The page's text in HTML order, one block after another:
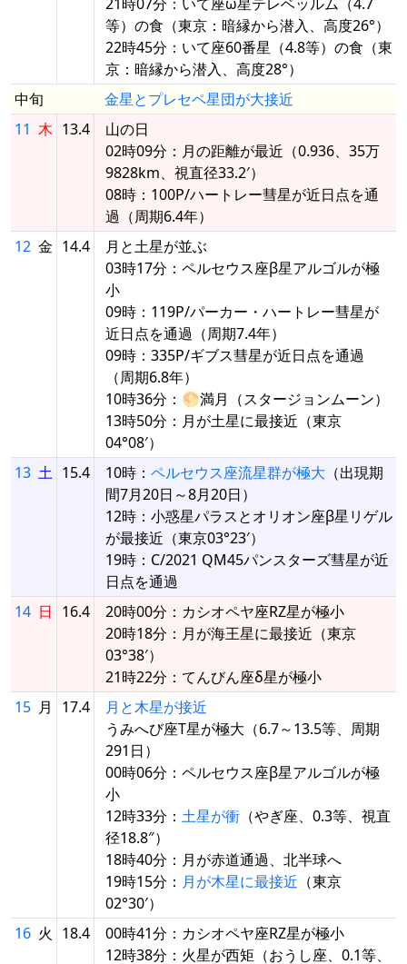
等）の食（東京：暗縁から潜入、高度26°）
22時45分：いて座60番星（4.8等）の食（東
京：暗縁から潜入、高度28°）
中旬
金星とプレセペ星団が大接近
11 木 13.4
山の日
02時09分：月の距離が最近（0.936、35万
9828km、視直径33.2′）
08時：100P/ハートレー彗星が近日点を通
過（周期6.4年）
12 金 14.4
月と土星が並ぶ
03時17分：ペルセウス座β星アルゴルが極
小
09時：119P/パーカー・ハートレー彗星が
近日点を通過（周期7.4年）
09時：335P/ギブス彗星が近日点を通過
（周期6.8年）
10時36分：🌕満月（スタージョンムーン）
13時50分：月が土星に最接近（東京
04°08′）
13 土 15.4 10時： ペルセウス座流星群が極大 （出現期
間7月20日～8月20日）
12時：小惑星パラスとオリオン座β星リゲル
が最接近（東京03°23′）
19時：C/2021 QM45パンスターズ彗星が近
日点を通過
14 日 16.4
20時00分：カシオペヤ座RZ星が極小
20時18分：月が海王星に最接近（東京
03°38′）
21時22分：てんびん座δ星が極小
15 月 17.4
月と木星が接近
うみへび座T星が極大（6.7～13.5等、周期
291日）
00時06分：ペルセウス座β星アルゴルが極
小
12時33分： 土星が衝 （やぎ座、0.3等、視直
径18.8″）
18時40分：月が赤道通過、北半球へ
19時15分： 月が木星に最接近 （東京
02°30′）
16 火 18.4
00時41分：カシオペヤ座RZ星が極小
12時38分：火星が西矩（おうし座、0.1等、